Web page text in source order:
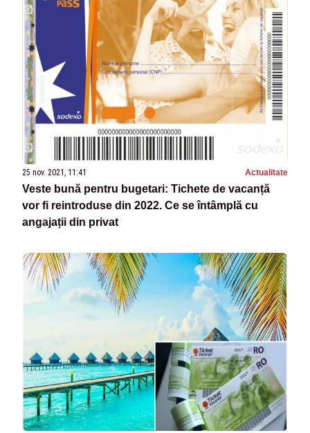
25 nov. 2021, 11:41 Actualitate
Veste bună pentru bugetari: Tichete de vacanță
vor fi reintroduse din 2022. Ce se întâmplă cu
angajații din privat